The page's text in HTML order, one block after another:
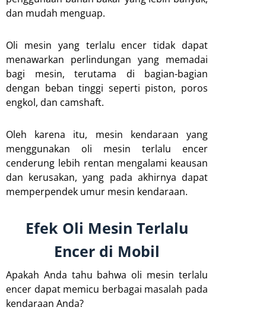
dan mudah menguap.
Oli mesin yang terlalu encer tidak dapat
menawarkan perlindungan yang memadai
bagi mesin, terutama di bagian-bagian
dengan beban tinggi seperti piston, poros
engkol, dan camshaft.
Oleh karena itu, mesin kendaraan yang
menggunakan oli mesin terlalu encer
cenderung lebih rentan mengalami keausan
dan kerusakan, yang pada akhirnya dapat
memperpendek umur mesin kendaraan.
Efek Oli Mesin Terlalu
Encer di Mobil
Apakah Anda tahu bahwa oli mesin terlalu
encer dapat memicu berbagai masalah pada
kendaraan Anda?